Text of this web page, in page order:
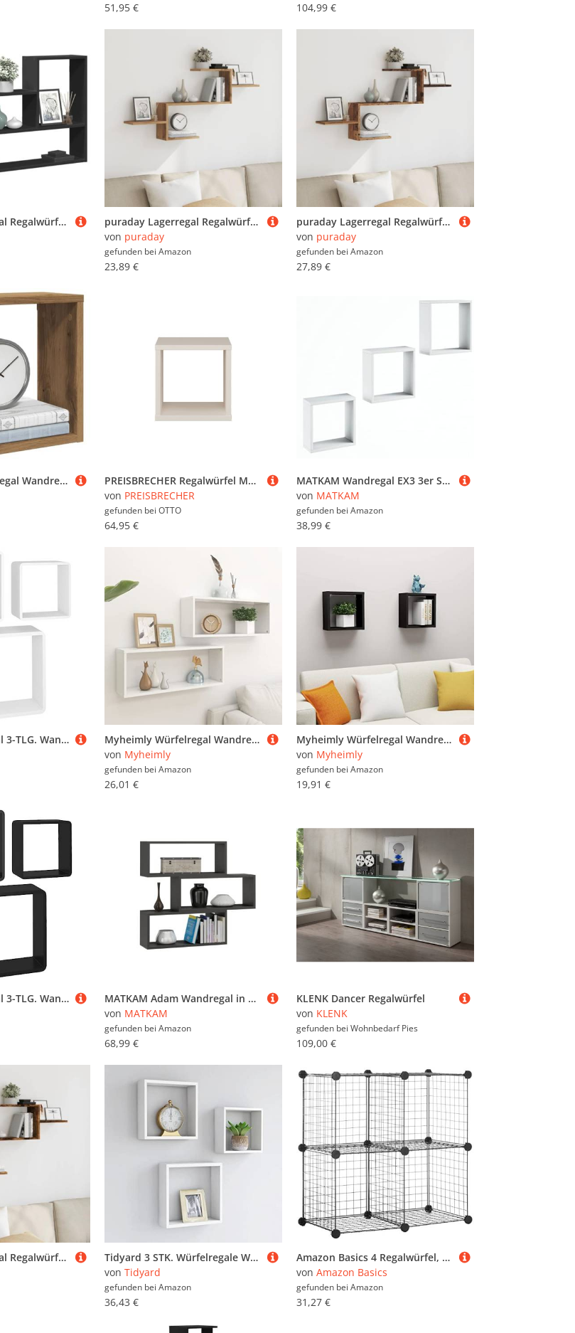
51,95 € 104,99 €
puraday Lagerregal Regalwürfel Wandregal Schweberegal aus Holzwerkstoff Elegantes und Modernes Design Schwarz 99x15x60 cm
puraday Lagerregal Regalwürfel Wandregal Schweberegal aus Holzwerkstoff Elegantes und Modernes Design Artisan-Eiche 104x15x49 cm
von puraday
gefunden bei Amazon
23,89 €
puraday Lagerregal Regalwürfel Wandregal Schweberegal aus Holzwerkstoff Elegantes und Modernes Design Altholz 104x15x49 cm
von puraday
gefunden bei Amazon
27,89 €
Myheimly Würfelregal Wandregal Hängeregal Cube Lounge CD Regal Dekoregal Bücherregal Schweberegal Wandboard Regalwürfel Eiche handwerklich,2 PZ*30 x 15 x 30 cm
PREISBRECHER Regalwürfel MAURO, in sandfarbig - 38,2x38,3x32,9cm (BxHxT)
von PREISBRECHER
gefunden bei OTTO
64,95 €
MATKAM Wandregal EX3 3er Set Regalwürfel quadratisch, Hängeregal größensortiert, unsichtbare Wandmontage (Weiß)
von MATKAM
gefunden bei Amazon
38,99 €
vidaXL Würfelregal 3-TLG. Wandregal Hängeregal Regalwürfel Cube Lounge CD Regal Bücherregal Schweberegal Wandboard Dekoregal Weiß MDF
Myheimly Würfelregal Wandregal Hängeregal Cube Lounge CD Regal Dekoregal Bücherregal Schweberegal Wandboard Regalwürfel Weiß,2 PZ*60 x 15 x 23 cm
von Myheimly
gefunden bei Amazon
26,01 €
Myheimly Würfelregal Wandregal Hängeregal Cube Lounge CD Regal Dekoregal Bücherregal Schweberegal Wandboard Regalwürfel Schwarz,2 PZ*30 x 15 x 30 cm
von Myheimly
gefunden bei Amazon
19,91 €
vidaXL Würfelregal 3-TLG. Wandregal Hängeregal Regalwürfel Cube Lounge CD Regal Bücherregal Schweberegal Dekoregal Wandboard Schwarz MDF
MATKAM Adam Wandregal in moderner Optik | 3 Regalwürfel, Maße je B/H/T 31 x 65 x 21 cm | Holzstärke 18 mm | In verschiedenen Ausführungen erhältlich | Max. Belastung 20 kg (Anthrazit Grau)
von MATKAM
gefunden bei Amazon
68,99 €
KLENK Dancer Regalwürfel
von KLENK
gefunden bei Wohnbedarf Pies
109,00 €
puraday Lagerregal Regalwürfel Wandregal Schweberegal aus Holzwerkstoff Elegantes und Modernes Design Räuchereiche 104x15x49 cm
Tidyard 3 STK. Würfelregale Wandregal Hängeregal Wandboard Bücherregal Dekoregal Schweberegal Regalwürfel Wohnzimmerregal Cube Regal Eckregale Weiß MDF
von Tidyard
gefunden bei Amazon
36,43 €
Amazon Basics 4 Regalwürfel, Drahtregal, Schwarz, 36.98D x 76.96W x 76.96H cm
von Amazon Basics
gefunden bei Amazon
31,27 €